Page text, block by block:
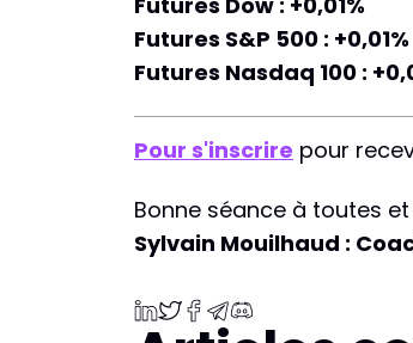
Futures S&P 500 : +0,01%
Futures Nasdaq 100 :
Pour s'inscrire pour
Bonne séance à toutes
Sylvain Mouilhaud :